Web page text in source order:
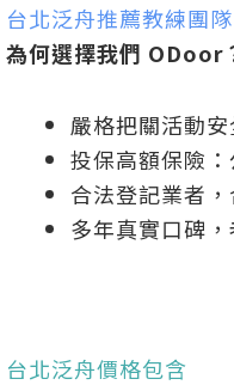
台北泛舟推薦教練團隊
為何選擇我們 ODoor
嚴格把關活動
投保高額保險
合法登記業者
多年真實口碑
台北泛舟價格包含